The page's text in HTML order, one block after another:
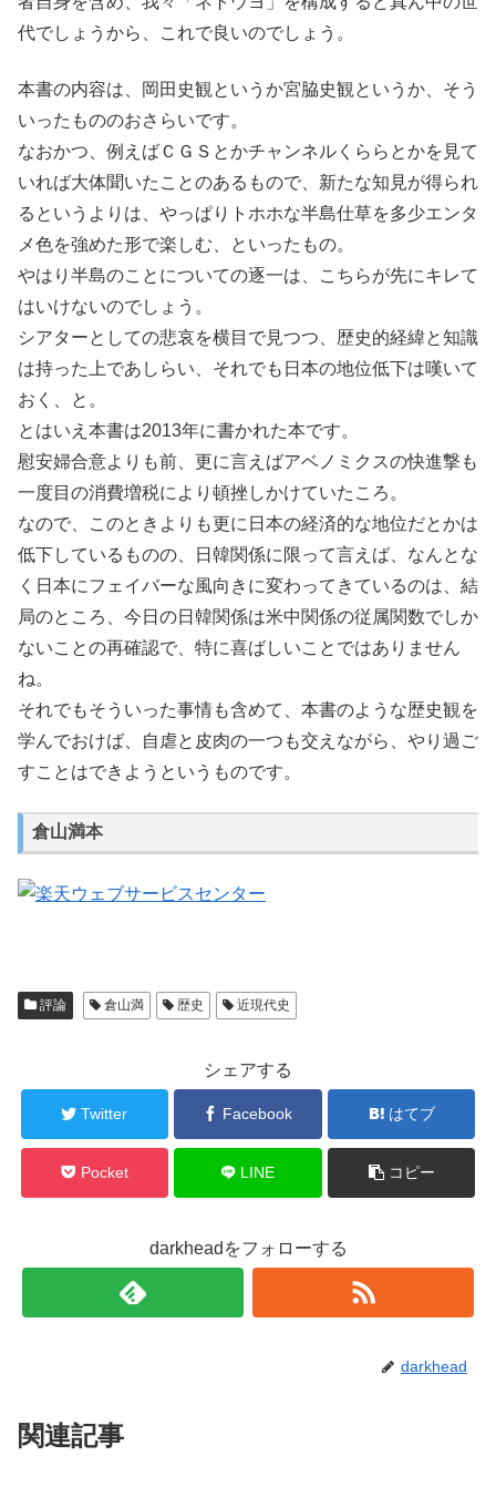
代でしょうから、これで良いのでしょう。
本書の内容は、岡田史観というか宮脇史観というか、そう
いったもののおさらいです。
なおかつ、例えばＣＧＳとかチャンネルくららとかを見て
いれば大体聞いたことのあるもので、新たな知見が得られ
るというよりは、やっぱりトホホな半島仕草を多少エンタ
メ色を強めた形で楽しむ、といったもの。
やはり半島のことについての逐一は、こちらが先にキレて
はいけないのでしょう。
シアターとしての悲哀を横目で見つつ、歴史的経緯と知識
は持った上であしらい、それでも日本の地位低下は嘆いて
おく、と。
とはいえ本書は2013年に書かれた本です。
慰安婦合意よりも前、更に言えばアベノミクスの快進撃も
一度目の消費増税により頓挫しかけていたころ。
なので、このときよりも更に日本の経済的な地位だとかは
低下しているものの、日韓関係に限って言えば、なんとな
く日本にフェイバーな風向きに変わってきているのは、結
局のところ、今日の日韓関係は米中関係の従属関数でしか
ないことの再確認で、特に喜ばしいことではありません
ね。
それでもそういった事情も含めて、本書のような歴史観を
学んでおけば、自虐と皮肉の一つも交えながら、やり過ご
すことはできようというものです。
倉山満本
評論 倉山満 歴史 近現代史
シェアする
Twitter Facebook はてブ
Pocket LINE コピー
darkheadをフォローする
darkhead
関連記事